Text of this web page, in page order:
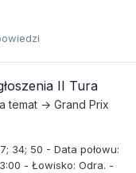
II Tura
temat → Grand Prix
34; 50 - Data połowu:
- Łowisko: Odra. -